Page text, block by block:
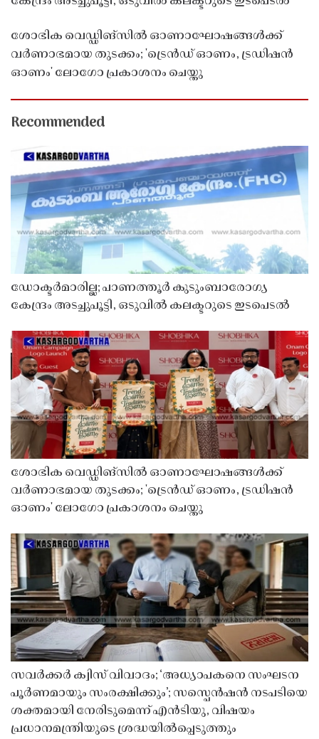
ശോഭിക വെഡ്ഡിങ്സിൽ ഓണാഘോഷങ്ങൾക്ക്
വർണാഭമായ തുടക്കം; 'ട്രെൻഡ് ഓണം, ട്രഡിഷൻ
ഓണം' ലോഗോ പ്രകാശനം ചെയ്തു
Recommended
ഡോക്ടർമാരില്ല; പാണത്തൂർ കുടുംബാരോഗ്യ
കേന്ദ്രം അടച്ചുപൂട്ടി, ഒടുവിൽ കലക്ടറുടെ ഇടപെടൽ
ശോഭിക വെഡ്ഡിങ്സിൽ ഓണാഘോഷങ്ങൾക്ക്
വർണാഭമായ തുടക്കം; 'ട്രെൻഡ് ഓണം, ട്രഡിഷൻ
ഓണം' ലോഗോ പ്രകാശനം ചെയ്തു
സവർക്കർ ക്വിസ് വിവാദം; ‘അധ്യാപകനെ സംഘടന
പൂർണമായും സംരക്ഷിക്കും’; സസ്പെൻഷൻ നടപടിയെ
ശക്തമായി നേരിടുമെന്ന് എൻടിയു, വിഷയം
പ്രധാനമന്ത്രിയുടെ ശ്രദ്ധയിൽപ്പെടുത്തും